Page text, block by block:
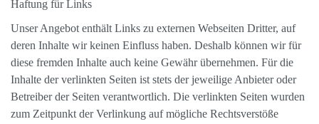
Haftung für Links
Unser Angebot enthält Links zu externen Webseiten Dritter, auf
deren Inhalte wir keinen Einfluss haben. Deshalb können wir für
diese fremden Inhalte auch keine Gewähr übernehmen. Für die
Inhalte der verlinkten Seiten ist stets der jeweilige Anbieter oder
Betreiber der Seiten verantwortlich. Die verlinkten Seiten wurden
zum Zeitpunkt der Verlinkung auf mögliche Rechtsverstöße